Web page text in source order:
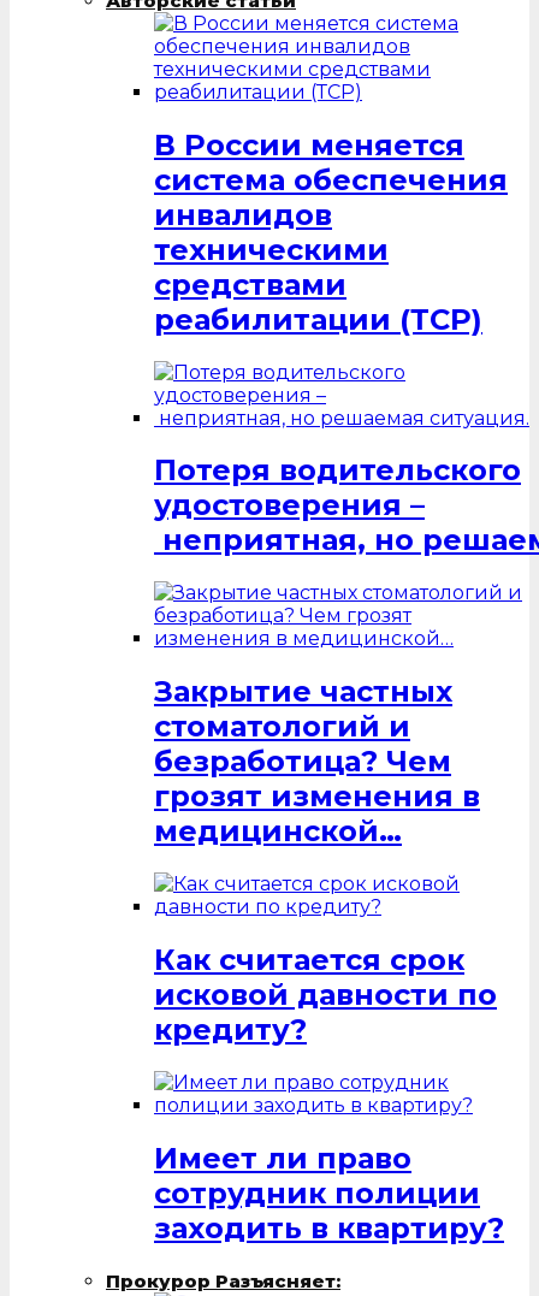
В России меняется
система обеспечения
инвалидов
техническими
средствами
реабилитации (ТСР)
Потеря водительского
удостоверения –
неприятная, но
Закрытие частных
стоматологий и
безработица? Чем
грозят изменения в
медицинской…
Как считается срок
исковой давности по
кредиту?
Имеет ли право
сотрудник полиции
заходить в квартиру?
Прокурор Разъясняет: